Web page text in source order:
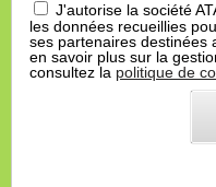
J'autorise la société
les données recueillies
ses partenaires destinées
en savoir plus sur la
consultez la politique de